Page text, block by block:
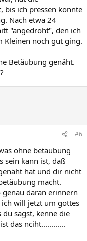
bis ich pressen konnte
Nach etwa 24
"angedroht", den ich
Kleinen noch gut ging.
Betäubung genäht.
#6
ohne betäubung
sein kann ist, daß
hat und dir nicht
macht.
daran erinnern
ich will jetzt um gottes
sagst, kenne die
das nciht............